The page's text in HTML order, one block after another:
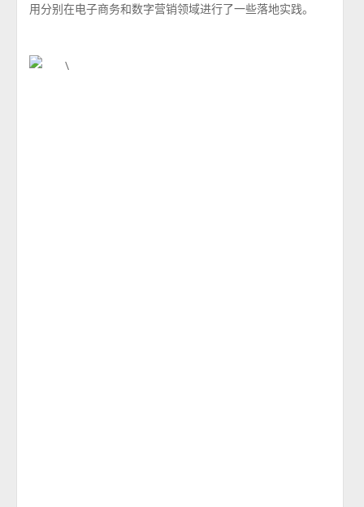
用分别在电子商务和数字营销领域进行了一些落地实践。